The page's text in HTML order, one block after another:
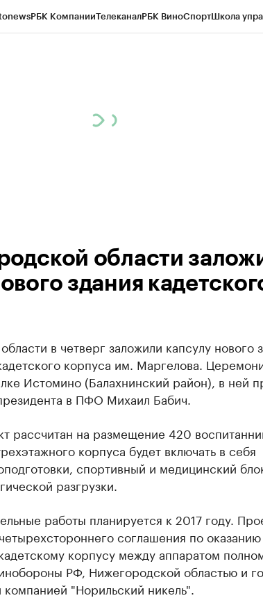
РБК КомпанииТелеканалРБК ВиноСпортШкола
области
здания
в четверг заложили капсулу нового
корпуса им. Маргелова.
Истомино (Балахнинский район), в ней
в ПФО Михаил Бабич.
рассчитан на размещение 420
корпуса будет включать в себя
спортивный и медицинский
разгрузки.
работы планируется к 2017 году.
соглашения по
корпусу между аппаратом
РФ, Нижегородской областью и
"Норильский никель".